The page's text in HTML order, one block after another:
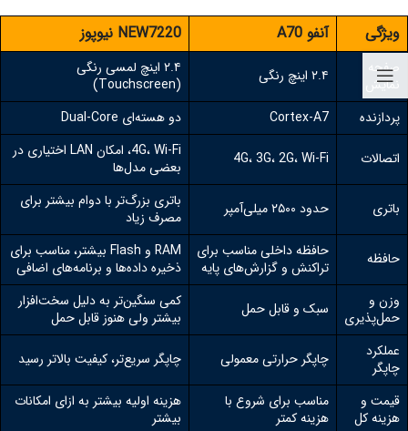
ویژگی آنفو A70 NEW7220 نیوپوز
صفحه
نمایش
۲.۴ اینچ رنگی
۲.۴ اینچ لمسی رنگی
(Touchscreen)
پردازنده
Cortex-A7 دو هسته‌ای Dual-Core
اتصالات 4G، 3G، 2G، Wi-Fi
4G، Wi-Fi، امکان LAN اختیاری در
بعضی مدل‌ها
باتری حدود ۲۵۰۰ میلی‌آمپر
باتری بزرگ‌تر با دوام بیشتر برای
مصرف زیاد
حافظه
حافظه داخلی مناسب برای
تراکنش و گزارش‌های پایه
RAM و Flash بیشتر، مناسب برای
ذخیره داده‌ها و برنامه‌های اضافی
وزن و
حمل‌پذیری
سبک و قابل حمل
کمی سنگین‌تر به دلیل سخت‌افزار
بیشتر ولی هنوز قابل حمل
عملکرد
چاپگر
چاپگر حرارتی معمولی چاپگر سریع‌تر، کیفیت بالاتر رسید
قیمت و
هزینه کل
مناسب برای شروع با
هزینه کمتر
هزینه اولیه بیشتر به ازای امکانات
بیشتر